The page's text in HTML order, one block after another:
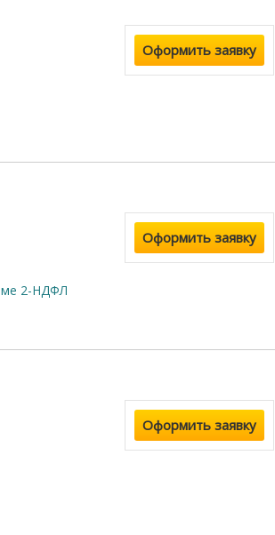
Оформить заявку
2-НДФЛ
Оформить заявку
Оформить заявку